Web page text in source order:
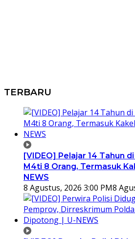
TERBARU
[VIDEO] Pelajar 14 Tahun
M4ti 8 Orang, Termasuk
NEWS
8 Agustus, 2026 3:00 PM8